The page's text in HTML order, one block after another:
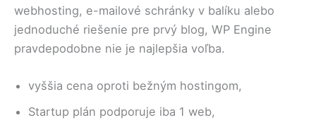
webhosting, e-mailové schránky v balíku alebo
jednoduché riešenie pre prvý blog, WP Engine
pravdepodobne nie je najlepšia voľba.
vyššia cena oproti bežným hostingom,
Startup plán podporuje iba 1 web,